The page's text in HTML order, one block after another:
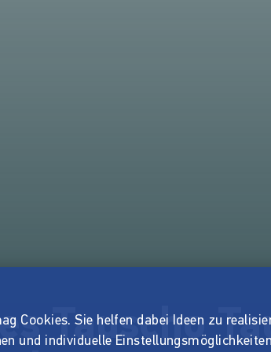
Tauscho
Cookies. Sie helfen dabei Ideen zu
und individuelle